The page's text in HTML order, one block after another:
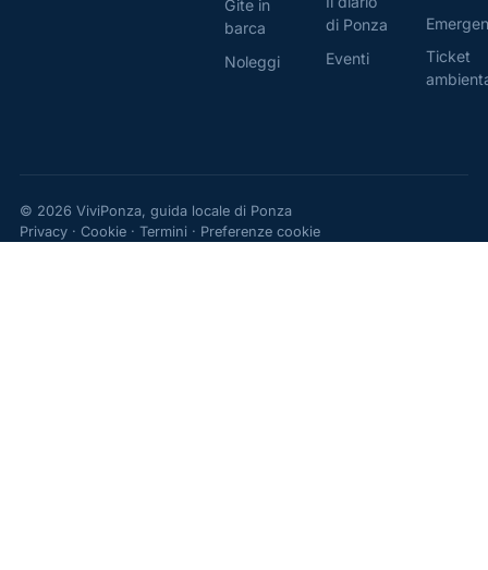
Gite in
barca
Noleggi
di Ponza
Eventi
Ticket
© 2026 ViviPonza, guida locale di Ponza
Privacy· Cookie· Termini · Preferenze cookie